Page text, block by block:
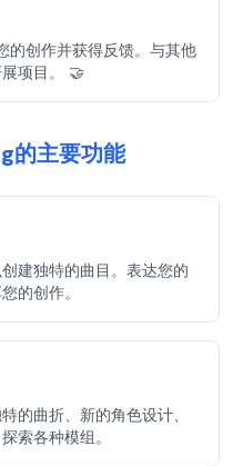
的创作并获得反馈。与其他
项目。 🤝
的主要功能
建独特的曲目。表达您的
的创作。
的曲折、新的角色设计、
索各种模组。